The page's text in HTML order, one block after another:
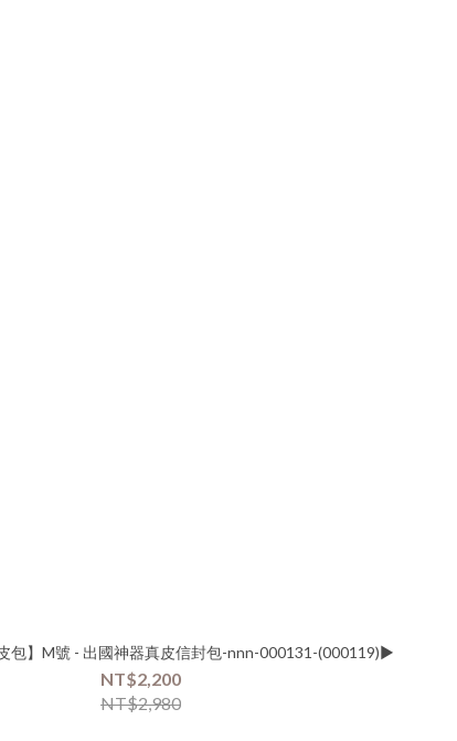
包】M號 - 出國神器真皮信封包-nnn-000131-(000119)▶
NT$2,200
NT$2,980